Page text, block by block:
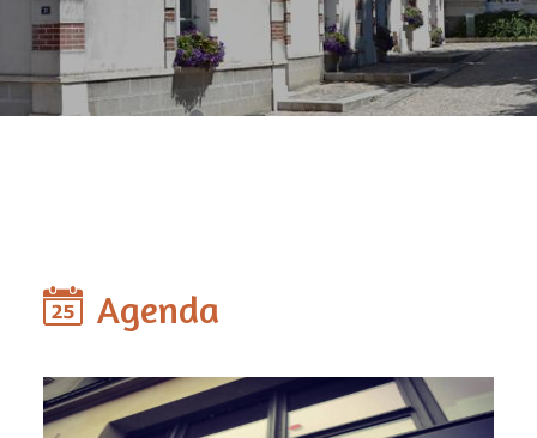
Agenda